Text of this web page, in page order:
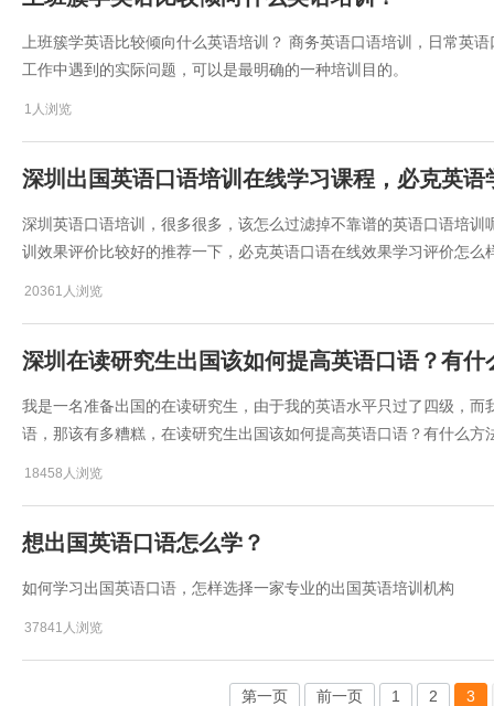
上班簇学英语比较倾向什么英语培训？ 商务英语口语培训，日常英
工作中遇到的实际问题，可以是最明确的一种培训目的。
1人浏览
深圳出国英语口语培训在线学习课程，必克英语
深圳英语口语培训，很多很多，该怎么过滤掉不靠谱的英语口语培
训效果评价比较好的推荐一下，必克英语口语在线效果学习评价怎么
20361人浏览
深圳在读研究生出国该如何提高英语口语？有什
我是一名准备出国的在读研究生，由于我的英语水平只过了四级，
语，那该有多糟糕，在读研究生出国该如何提高英语口语？有什么方
18458人浏览
想出国英语口语怎么学？
如何学习出国英语口语，怎样选择一家专业的出国英语培训机构
37841人浏览
第一页 前一页 1 2 3